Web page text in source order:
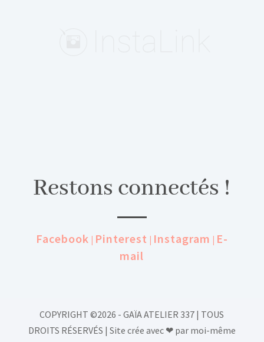
Restons connectés !
Facebook | Pinterest | Instagram | E-
mail
COPYRIGHT ©2026 - GAÏA ATELIER 337 | TOUS
DROITS RÉSERVÉS | Site crée avec ❤︎ par moi-même